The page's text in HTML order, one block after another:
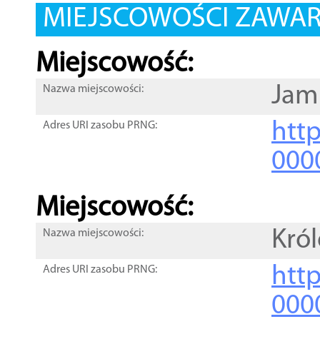
MIEJSCOWOŚCI
Miejscowość:
Nazwa miejscowości:
Adres URI zasobu PRNG:
Miejscowość:
Nazwa miejscowości:
Adres URI zasobu PRNG: